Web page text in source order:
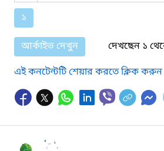
১
আর্কাইভ দেখুন
দেখছেন ১
এই কনটেন্টটি শেয়ার করতে ক্লিক করুন